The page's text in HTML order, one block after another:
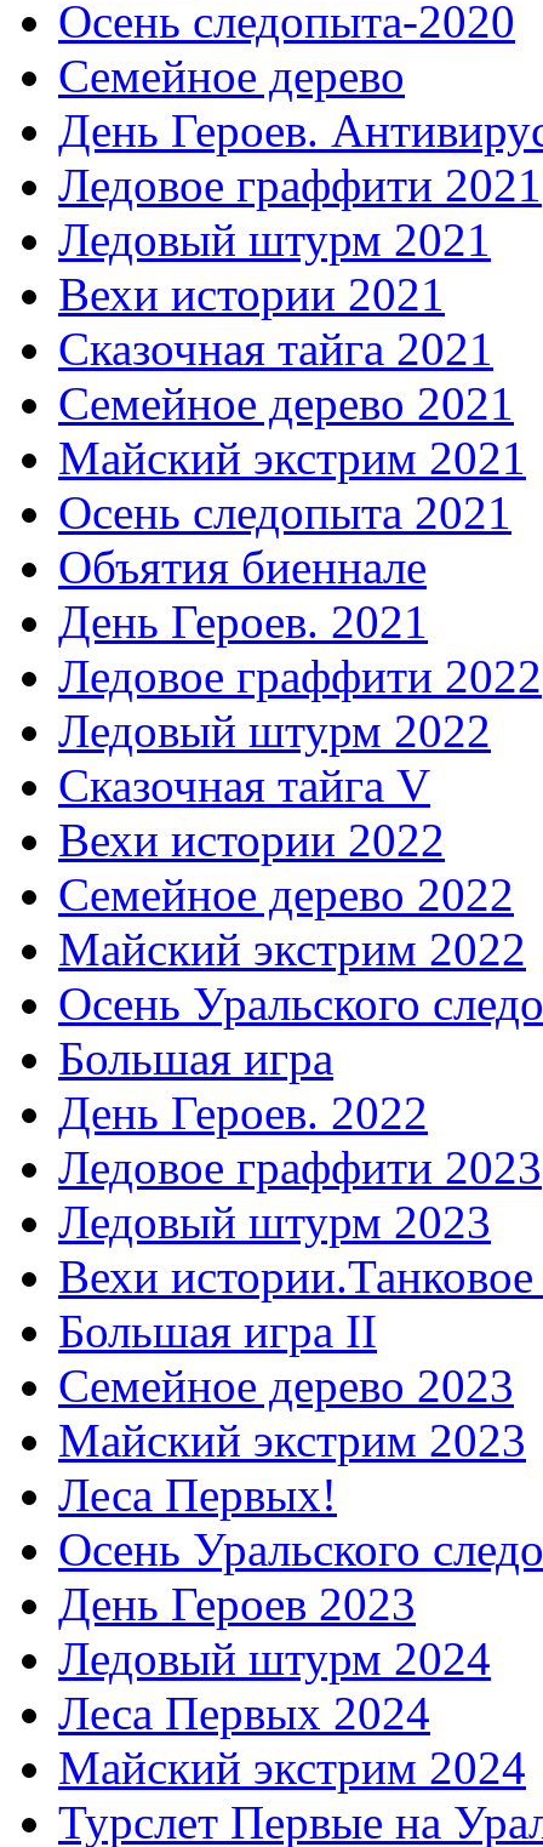
Осень следопыта-2020
Семейное дерево
День Героев.
Ледовое граффити 2021
Ледовый штурм 2021
Вехи истории 2021
Сказочная тайга 2021
Семейное дерево 2021
Майский экстрим 2021
Осень следопыта 2021
Объятия биеннале
День Героев. 2021
Ледовое граффити 2022
Ледовый штурм 2022
Сказочная тайга V
Вехи истории 2022
Семейное дерево 2022
Майский экстрим 2022
Осень Уральского
Большая игра
День Героев. 2022
Ледовое граффити 2023
Ледовый штурм 2023
Вехи
Большая игра II
Семейное дерево 2023
Майский экстрим 2023
Леса Первых!
Осень Уральского
День Героев 2023
Ледовый штурм 2024
Леса Первых 2024
Майский экстрим 2024
Турслет Первые на